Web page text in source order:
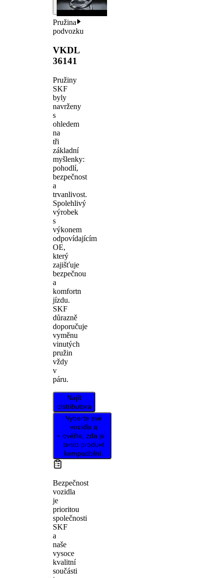
Pružina
podvozku
VKDL
36141
Pružiny
SKF
byly
navrženy
s
ohledem
na
tři
základní
myšlenky:
pohodlí,
bezpečnost
a
trvanlivost.
Spolehlivý
výrobek
s
výkonem
odpovídajícím
OE,
který
zajišťuje
bezpečnou
a
komfortn
jízdu.
SKF
důrazně
doporučuje
vyměnu
vinutých
pružin
vždy
v
páru.
Najít
distributora
Vyberte své
vozidlo a
ověřte, zda je
tento produkt
kompatibilní.
Bezpečnost
vozidla
je
prioritou
společnosti
SKF
a
naše
vysoce
kvalitní
součásti